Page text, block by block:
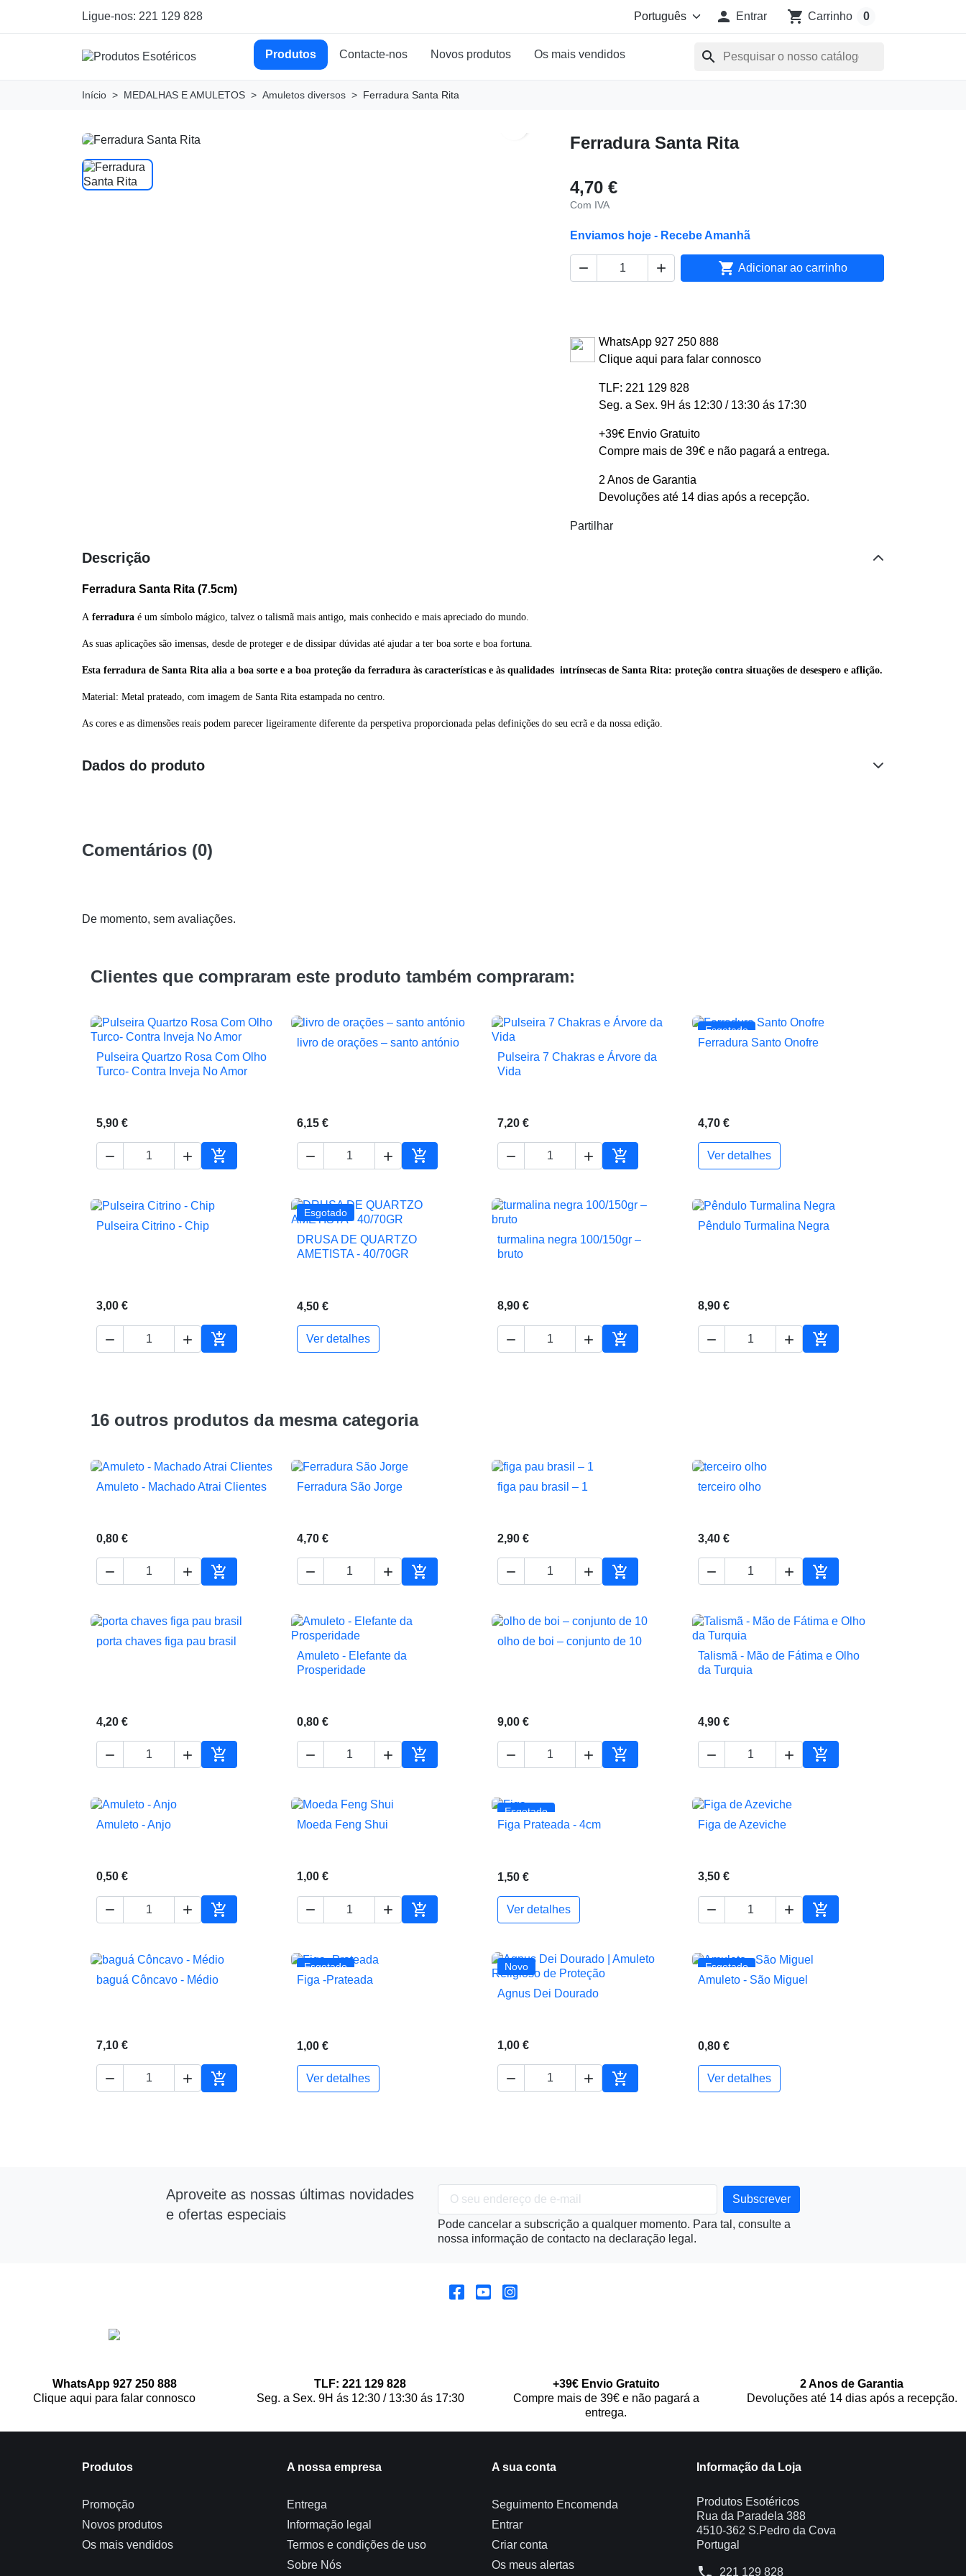
Ligue-nos: 221 129 828  Entrar shopping_cart Carrinho 0
Produtos Contacte-nos Novos produtos Os mais vendidos search
Início MEDALHAS E AMULETOS Amuletos diversos Ferradura Santa Rita
Ferradura Santa Rita
4,70 €
Com IVA
Enviamos hoje - Recebe Amanhã
   Adicionar ao carrinho
WhatsApp 927 250 888
Clique aqui para falar connosco
TLF: 221 129 828
Seg. a Sex. 9H ás 12:30 / 13:30 ás 17:30
+39€ Envio Gratuito
Compre mais de 39€ e não pagará a entrega.
2 Anos de Garantia
Devoluções até 14 dias após a recepção.
Partilhar
Descrição
Ferradura Santa Rita (7.5cm)
A ferradura é um símbolo mágico, talvez o talismã mais antigo, mais conhecido e mais apreciado do mundo.
As suas aplicações são imensas, desde de proteger e de dissipar dúvidas até ajudar a ter boa sorte e boa fortuna.
Esta ferradura de Santa Rita alia a boa sorte e a boa proteção da ferradura às características e às qualidades intrínsecas de Santa Rita: proteção contra situações de desespero e aflição.
Material: Metal prateado, com imagem de Santa Rita estampada no centro.
As cores e as dimensões reais podem parecer ligeiramente diferente da perspetiva proporcionada pelas definições do seu ecrã e da nossa edição.
Dados do produto
Comentários (0)
De momento, sem avaliações.
Clientes que compraram este produto também compraram:
 Vista rápida
Pulseira Quartzo Rosa Com Olho
Turco- Contra Inveja No Amor
5,90 €
  
Adicionar ao carrinho
 Vista rápida
livro de orações – santo antónio
6,15 €
  
Adicionar ao carrinho
 Vista rápida
Pulseira 7 Chakras e Árvore da
Vida
7,20 €
  
Adicionar ao carrinho
Esgotado
 Vista rápida
Ferradura Santo Onofre
4,70 €
Ver detalhes
 Vista rápida
Pulseira Citrino - Chip
3,00 €
  
Adicionar ao carrinho
Esgotado
 Vista rápida
DRUSA DE QUARTZO
AMETISTA - 40/70GR
4,50 €
Ver detalhes
 Vista rápida
turmalina negra 100/150gr –
bruto
8,90 €
  
Adicionar ao carrinho
 Vista rápida
Pêndulo Turmalina Negra
8,90 €
  
Adicionar ao carrinho
16 outros produtos da mesma categoria
 Vista rápida
Amuleto - Machado Atrai Clientes
0,80 €
  
Adicionar ao carrinho
 Vista rápida
Ferradura São Jorge
4,70 €
  
Adicionar ao carrinho
 Vista rápida
figa pau brasil – 1
2,90 €
  
Adicionar ao carrinho

terceiro olho
3,40 €
  
Adicionar ao carrinho
 Vista rápida
porta chaves figa pau brasil
4,20 €
  
Adicionar ao carrinho
 Vista rápida
Amuleto - Elefante da
Prosperidade
0,80 €
  
Adicionar ao carrinho
 Vista rápida
olho de boi – conjunto de 10
9,00 €
  
Adicionar ao carrinho
 Vista rápida
Talismã - Mão de Fátima e Olho
da Turquia
4,90 €
  
Adicionar ao carrinho
 Vista rápida
Amuleto - Anjo
0,50 €
  
Adicionar ao carrinho
 Vista rápida
Moeda Feng Shui
1,00 €
  
Adicionar ao carrinho
Esgotado
 Vista rápida
Figa Prateada - 4cm
1,50 €
Ver detalhes
 Vista rápida
Figa de Azeviche
3,50 €
  
Adicionar ao carrinho
 Vista rápida
baguá Côncavo - Médio
7,10 €
  
Adicionar ao carrinho
Esgotado
 Vista rápida
Figa -Prateada
1,00 €
Ver detalhes
Novo
 Vista rápida
Agnus Dei Dourado
1,00 €
  
Adicionar ao carrinho
Esgotado
 Vista rápida
Amuleto - São Miguel
0,80 €
Ver detalhes
Aproveite as nossas últimas novidades
e ofertas especiais
Pode cancelar a subscrição a qualquer momento. Para tal, consulte a
nossa informação de contacto na declaração legal.
WhatsApp 927 250 888
Clique aqui para falar connosco
TLF: 221 129 828
Seg. a Sex. 9H ás 12:30 / 13:30 ás 17:30
+39€ Envio Gratuito
Compre mais de 39€ e não pagará a
entrega.
2 Anos de Garantia
Devoluções até 14 dias após a recepção.
Produtos
Promoção
Novos produtos
Os mais vendidos
A nossa empresa
Entrega
Informação legal
Termos e condições de uso
Sobre Nós
A sua conta
Seguimento Encomenda
Entrar
Criar conta
Os meus alertas
Informação da Loja
Produtos Esotéricos
Rua da Paradela 388
4510-362 S.Pedro da Cova
Portugal
phone 221 129 828